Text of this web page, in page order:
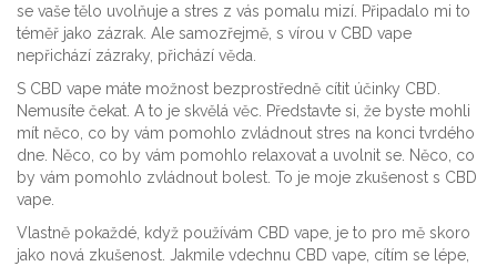
se vaše tělo uvolňuje a stres z vás pomalu mizí. Připadalo mi to
téměř jako zázrak. Ale samozřejmě, s vírou v CBD vape
nepřichází zázraky, přichází věda.
S CBD vape máte možnost bezprostředně cítit účinky CBD.
Nemusíte čekat. A to je skvělá věc. Představte si, že byste mohli
mít něco, co by vám pomohlo zvládnout stres na konci tvrdého
dne. Něco, co by vám pomohlo relaxovat a uvolnit se. Něco, co
by vám pomohlo zvládnout bolest. To je moje zkušenost s CBD
vape.
Vlastně pokaždé, když používám CBD vape, je to pro mě skoro
jako nová zkušenost. Jakmile vdechnu CBD vape, cítím se lépe,